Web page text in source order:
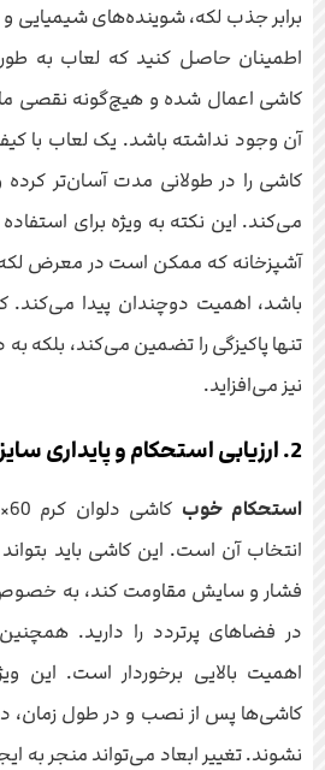
برابر جذب لکه، شوینده‌های شیمیایی
اطمینان حاصل کنید که لعاب به
کاشی اعمال شده و هیچ‌گونه نقصی
آن وجود نداشته باشد. یک لعاب با
کاشی را در طولانی مدت آسان‌تر کرده
می‌کند. این نکته به ویژه برای
آشپزخانه که ممکن است در معرض
باشد، اهمیت دوچندان پیدا می‌کند.
تنها پاکیزگی را تضمین می‌کند، بلکه
نیز می‌افزاید.
2. ارزیابی استحکام و پایداری سایز
استحکام خوب
انتخاب آن است. این کاشی باید بتواند
فشار و سایش مقاومت کند، به خصوص
در فضاهای پرتردد را دارید.
اهمیت بالایی برخوردار است. این
کاشی‌ها پس از نصب و در طول زمان،
نشوند. تغییر ابعاد می‌تواند منجر به